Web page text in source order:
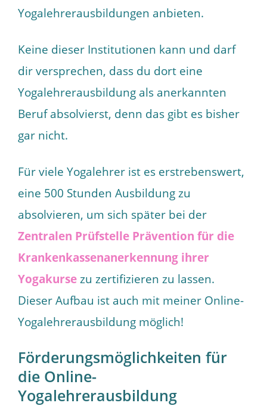
Yogalehrerausbildungen anbieten.
Keine dieser Institutionen kann und darf
dir versprechen, dass du dort eine
Yogalehrerausbildung als anerkannten
Beruf absolvierst, denn das gibt es bisher
gar nicht.
Für viele Yogalehrer ist es erstrebenswert,
eine 500 Stunden Ausbildung zu
absolvieren, um sich später bei der
Zentralen Prüfstelle Prävention für die
Krankenkassenanerkennung ihrer
Yogakursezu zertifizieren zu lassen.
Dieser Aufbau ist auch mit meiner Online-
Yogalehrerausbildung möglich!
Förderungsmöglichkeiten für
die Online-
Yogalehrerausbildung